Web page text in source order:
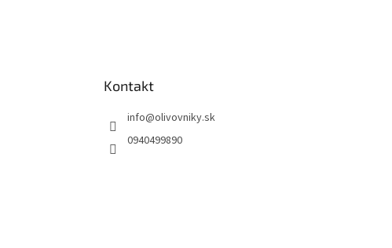
Kontakt
info@olivovniky.sk
0940499890